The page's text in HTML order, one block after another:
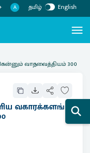
A தமிழ் English
வாதவைத்தியம் 300
வகாரக்களங்